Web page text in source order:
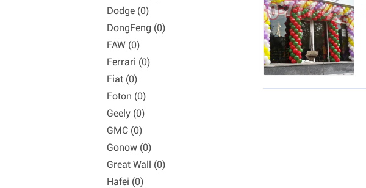
Dodge (0)
DongFeng (0)
FAW (0)
Ferrari (0)
Fiat (0)
Foton (0)
Geely (0)
GMC (0)
Gonow (0)
Great Wall (0)
Hafei (0)